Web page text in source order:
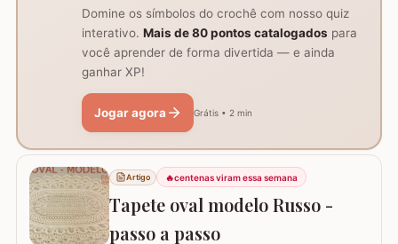
Domine os símbolos do crochê com nosso quiz
interativo. Mais de 80 pontos catalogados para
você aprender de forma divertida — e ainda
ganhar XP!
Jogar agora Grátis • 2 min
Artigo 🔥centenas viram essa semana
Tapete oval modelo Russo -
passo a passo